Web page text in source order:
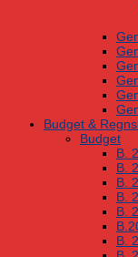
Budget &
Budget
B.
B.
B.
B.
B.
B.